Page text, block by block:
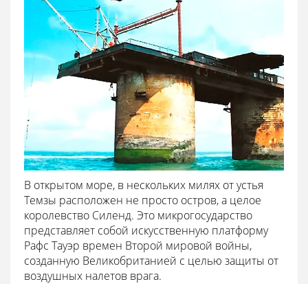
В открытом море, в нескольких милях от устья
Темзы расположен не просто остров, а целое
королевство Силенд. Это микрогосударство
представляет собой искусственную платформу
Рафс Тауэр времен Второй мировой войны,
созданную Великобританией с целью защиты от
воздушных налетов врага.